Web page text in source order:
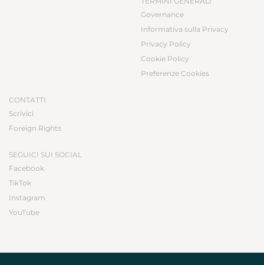
Governance
Informativa sulla Privacy
Privacy Policy
Cookie Policy
Preferenze Cookies
CONTATTI
Scrivici
Foreign Rights
SEGUICI SUI SOCIAL
Facebook
TikTok
Instagram
YouTube